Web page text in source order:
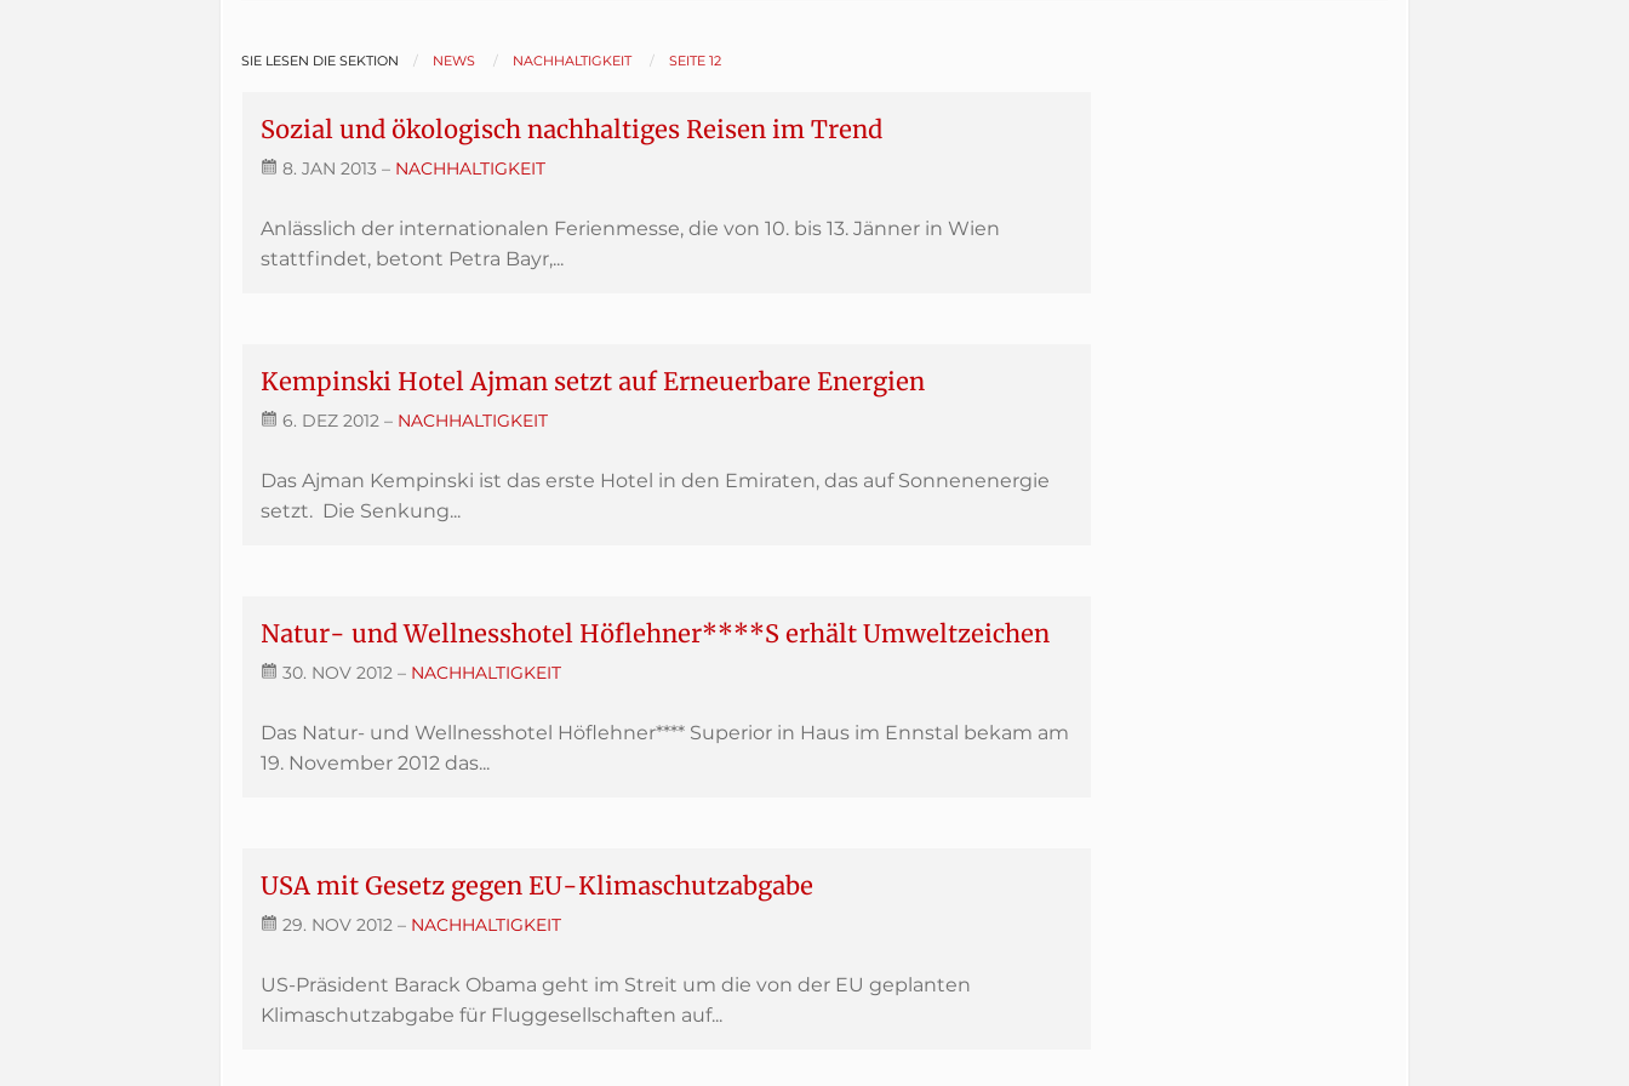
SIE LESEN DIE SEKTION NEWS NACHHALTIGKEIT SEITE 12
Sozial und ökologisch nachhaltiges Reisen im Trend
8. JAN 2013 – NACHHALTIGKEIT
Anlässlich der internationalen Ferienmesse, die von 10. bis 13. Jänner in Wien
stattfindet, betont Petra Bayr,...
Kempinski Hotel Ajman setzt auf Erneuerbare Energien
6. DEZ 2012 – NACHHALTIGKEIT
Das Ajman Kempinski ist das erste Hotel in den Emiraten, das auf Sonnenenergie
setzt. Die Senkung...
Natur- und Wellnesshotel Höflehner****S erhält Umweltzeichen
30. NOV 2012 – NACHHALTIGKEIT
Das Natur- und Wellnesshotel Höflehner**** Superior in Haus im Ennstal bekam am
19. November 2012 das...
USA mit Gesetz gegen EU-Klimaschutzabgabe
29. NOV 2012 – NACHHALTIGKEIT
US-Präsident Barack Obama geht im Streit um die von der EU geplanten
Klimaschutzabgabe für Fluggesellschaften auf...